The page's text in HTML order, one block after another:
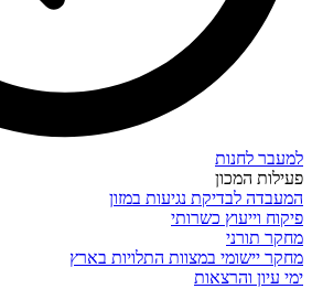
למעבר לחנות
פעילות המכון
המעבדה לבדיקת נגיעות במזון
פיקוח וייעוץ כשרותי
מחקר תורני
מחקר יישומי במצוות התלויות בארץ
ימי עיון והרצאות